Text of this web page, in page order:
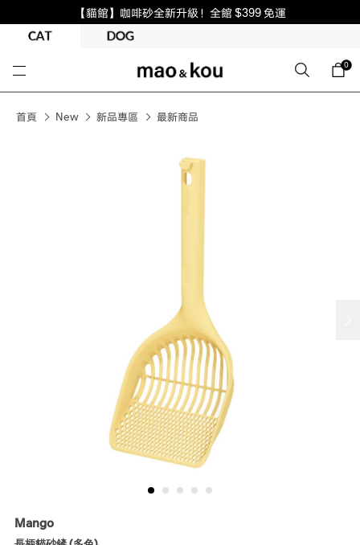
【貓館】咖啡砂全新升級！全館 $399 免運
0
首頁 New 新品專區 最新商品
Mango